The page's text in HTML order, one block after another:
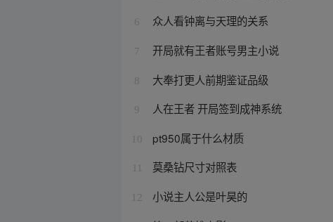
6 众人看钟离与天理的关系
7 开局就有王者账号男主小说
8 大奉打更人前期鉴证品级
9 人在王者 开局签到成神系统
10 pt950属于什么材质
莫桑钻尺寸对照表
12 小说主人公是叶昊的